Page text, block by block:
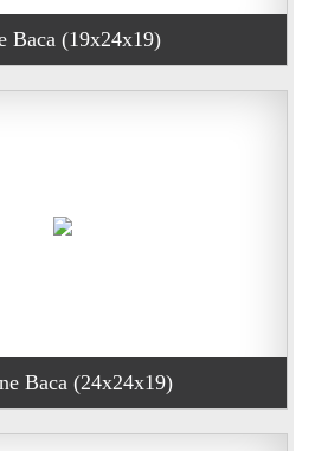
Baca (19x24x19)
Baca (24x24x19)